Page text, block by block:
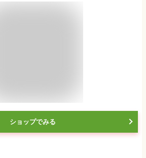
ショップでみる